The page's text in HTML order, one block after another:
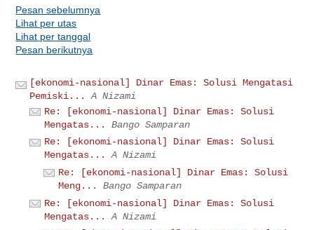
Pesan sebelumnya
Lihat per utas
Lihat per tanggal
Pesan berikutnya
[ekonomi-nasional] Dinar Emas: Solusi Mengatasi
Pemiski...
A Nizami
Re: [ekonomi-nasional] Dinar Emas: Solusi
Mengatas...
Bango Samparan
Re: [ekonomi-nasional] Dinar Emas: Solusi
Mengatas...
A Nizami
Re: [ekonomi-nasional] Dinar Emas: Solusi
Meng...
Bango Samparan
Re: [ekonomi-nasional] Dinar Emas: Solusi
Mengatas...
A Nizami